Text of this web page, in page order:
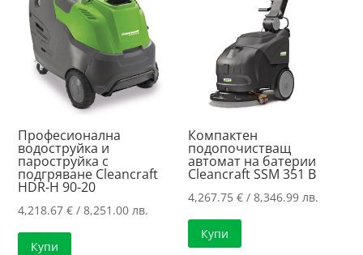
Професионална
водоструйка и
пароструйка с
подгряване Cleancraft
HDR-H 90-20
4,218.67€ / 8,251.00 лв.
Купи
Компактен
подопочистващ
автомат на батерии
Cleancraft SSM 351 B
4,267.75€ / 8,346.99 лв.
Купи